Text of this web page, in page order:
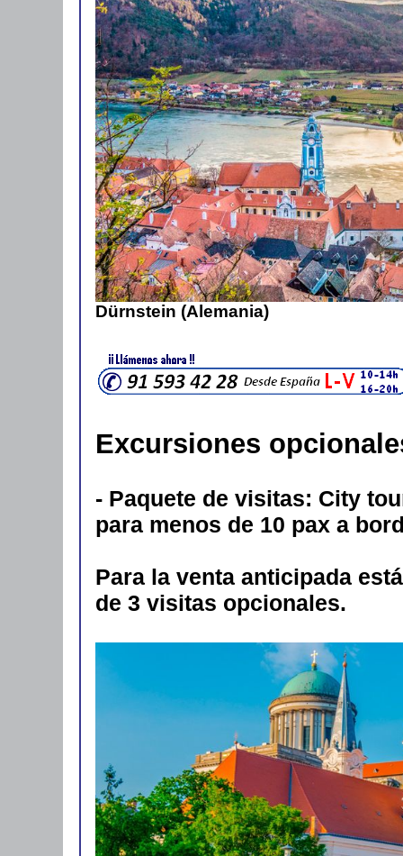
Dürnstein (Alemania)
Excursiones
- Paquete de visitas: City
para menos de 10 pax a
Para la venta anticipada
de 3 visitas opcionales.